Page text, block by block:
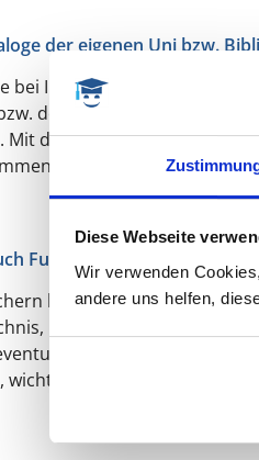
Diese Webseite
Wir verwenden
andere uns helfen,
der eigenen Uni bzw.
bei Ihrer Bibliothek keine
dort einen Account zu
den Angaben zu einem
Das wird nicht immer
Funktion bei Amazon
bietet Amazon die
Einleitung und
zu kaufen. Bei den
wichtige Definitionen